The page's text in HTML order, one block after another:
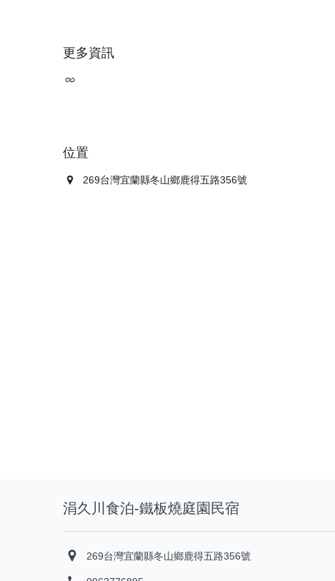
更多資訊
位置
269台灣宜蘭縣冬山鄉鹿得五路356號
涓久川食泊-鐵板燒庭園民宿
269台灣宜蘭縣冬山鄉鹿得五路356號